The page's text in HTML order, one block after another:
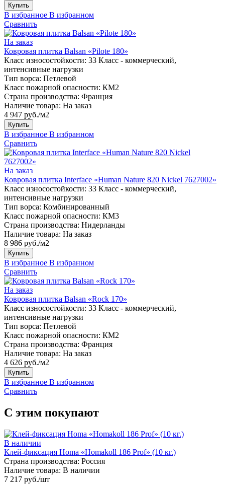
Купить
В избранное В избранном
Сравнить
На заказ
Ковровая плитка Balsan «Pilote 180»
Класс износостойкости: 33 Класс - коммерческий,
интенсивные нагрузки
Тип ворса: Петлевой
Класс пожарной опасности: КМ2
Страна производства: Франция
Наличие товара: На заказ
4 947 руб./м2
Купить
В избранное В избранном
Сравнить
На заказ
Ковровая плитка Interface «Human Nature 820 Nickel 7627002»
Класс износостойкости: 33 Класс - коммерческий,
интенсивные нагрузки
Тип ворса: Комбинированный
Класс пожарной опасности: КМ3
Страна производства: Нидерланды
Наличие товара: На заказ
8 986 руб./м2
Купить
В избранное В избранном
Сравнить
На заказ
Ковровая плитка Balsan «Rock 170»
Класс износостойкости: 33 Класс - коммерческий,
интенсивные нагрузки
Тип ворса: Петлевой
Класс пожарной опасности: КМ2
Страна производства: Франция
Наличие товара: На заказ
4 626 руб./м2
Купить
В избранное В избранном
Сравнить
С этим покупают
В наличии
Клей-фиксация Homa «Homakoll 186 Prof» (10 кг.)
Страна производства: Россия
Наличие товара: В наличии
7 217 руб./шт